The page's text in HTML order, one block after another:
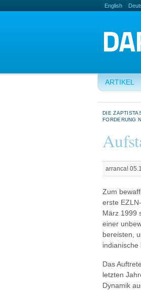
English
ARTIKEL
DIE
FORDERUNG
arranca!
Zum
erste
März 1999
einer
bereisten,
indianische
Das
letzten
Dynamik